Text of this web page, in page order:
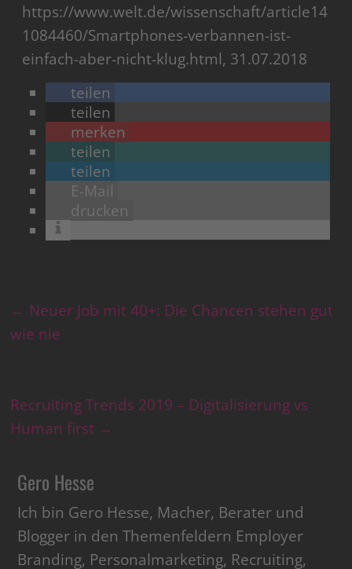
https://www.welt.de/wissenschaft/article14
1084460/Smartphones-verbannen-ist-
einfach-aber-nicht-klug.html, 31.07.2018
teilen
teilen
merken
teilen
teilen
E-Mail
drucken
← Neuer Job mit 40+: Die Chancen stehen gut
wie nie
Recruiting Trends 2019 – Digitalisierung vs
Human first →
Gero Hesse
Ich bin Gero Hesse, Macher, Berater und
Blogger in den Themenfeldern Employer
Branding, Personalmarketing, Recruiting,